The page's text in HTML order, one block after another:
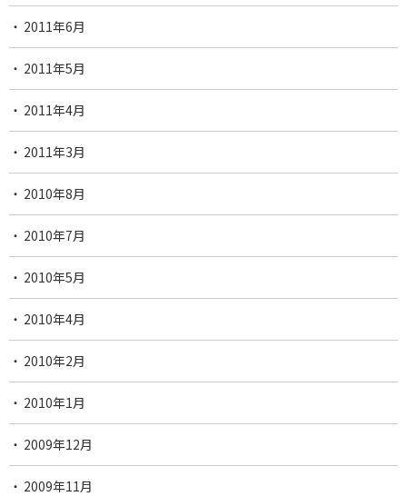
2011年6月
2011年5月
2011年4月
2011年3月
2010年8月
2010年7月
2010年5月
2010年4月
2010年2月
2010年1月
2009年12月
2009年11月